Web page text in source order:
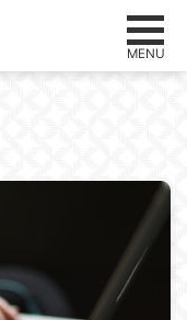
MENU